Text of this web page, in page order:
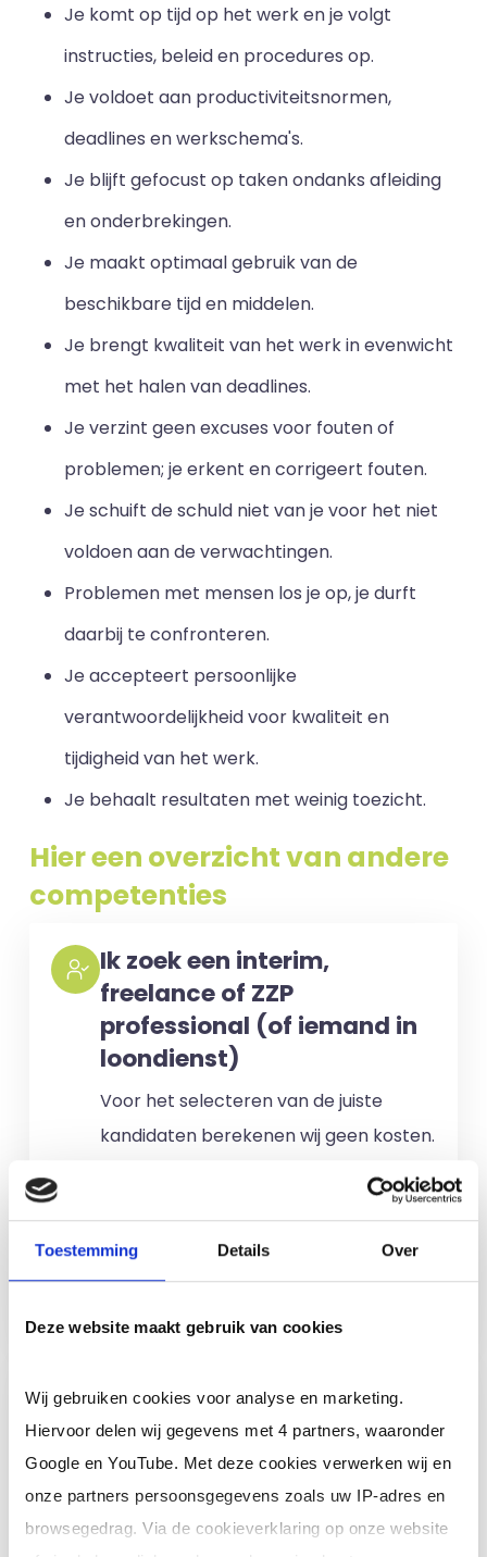
Toestemming Details Over
Deze website maakt gebruik van cookies
Wij gebruiken cookies voor analyse en marketing.
Hiervoor delen wij gegevens met 4 partners, waaronder
Google en YouTube. Met deze cookies verwerken wij en
onze partners persoonsgegevens zoals uw IP-adres en
browsegedrag. Via de cookieverklaring op onze website
Je komt op tijd op het werk en je volgt
instructies, beleid en procedures op.
Je voldoet aan productiviteitsnormen,
deadlines en werkschema's.
Je blijft gefocust op taken ondanks afleiding
en onderbrekingen.
Je maakt optimaal gebruik van de
beschikbare tijd en middelen.
Je brengt kwaliteit van het werk in evenwicht
met het halen van deadlines.
Je verzint geen excuses voor fouten of
problemen; je erkent en corrigeert fouten.
Je schuift de schuld niet van je voor het niet
voldoen aan de verwachtingen.
Problemen met mensen los je op, je durft
daarbij te confronteren.
Je accepteert persoonlijke
verantwoordelijkheid voor kwaliteit en
tijdigheid van het werk.
Je behaalt resultaten met weinig toezicht.
Hier een overzicht van andere
competenties
Ik zoek een interim,
freelance of ZZP
professional (of iemand in
loondienst)
Voor het selecteren van de juiste
kandidaten berekenen wij geen kosten.
alleen gemaakt als een professional
voor u aan de slag gaat.
Ik ben een interim,
freelance of ZZP
professional (of ik wil in
loondienst)
Je schrijft je in door jouw cv te